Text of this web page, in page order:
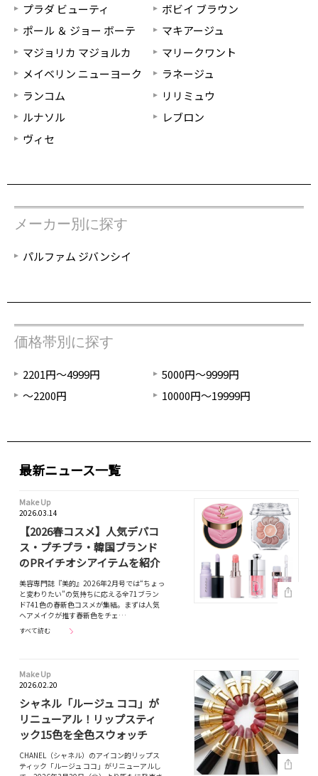
プラダ ビューティ
ボビイ ブラウン
ポール ＆ ジョー ボーテ
マキアージュ
マジョリカ マジョルカ
マリークワント
メイベリン ニューヨーク
ラネージュ
ランコム
リリミュウ
ルナソル
レブロン
ヴィセ
メーカー別に探す
パルファム ジバンシイ
価格帯別に探す
2201円～4999円
5000円～9999円
～2200円
10000円～19999円
最新ニュース一覧
Make Up
2026.03.14
【2026春コスメ】人気デパコ
ス・プチプラ・韓国ブランド
のPRイチオシアイテムを紹介
美容専門誌『美的』2026年2月号では“ちょっ
と変わりたい”の気持ちに応える全71ブラン
ド741色の春新色コスメが集結。まずは人気
ヘアメイクが推す春新色をチェ…
すべて読む
Make Up
2026.02.20
シャネル「ルージュ ココ」が
リニューアル！リップスティ
ック15色を全色スウォッチ
CHANEL（シャネル）のアイコン的リップス
ティック「ルージュ ココ」がリニューアルし